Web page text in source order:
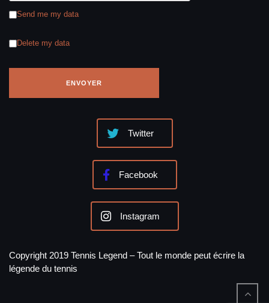
Send me my data
Delete my data
Twitter
Facebook
Instagram
Copyright 2019 Tennis Legend – Tout le monde peut écrire la
légende du tennis